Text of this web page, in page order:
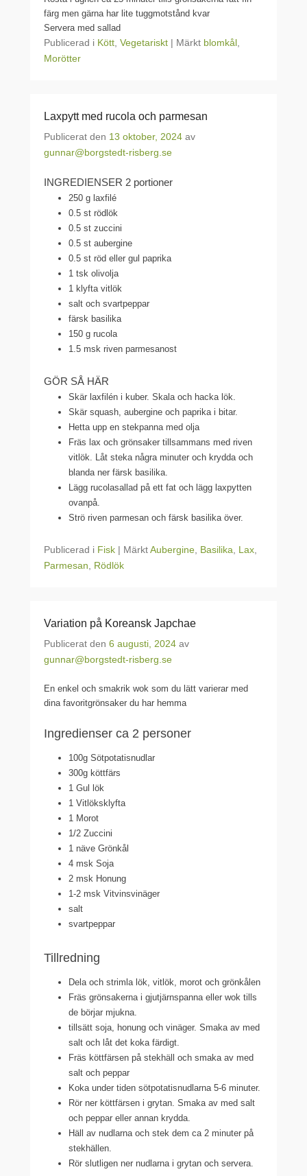
färg men gärna har lite tuggmotstånd kvar
Servera med sallad
Publicerad i Kött Vegetariskt | Märkt blomkål
Morötter
Laxpytt med rucola och parmesan
Publicerat den 13 oktober, 2024 av
gunnar@borgstedt-risberg.se
INGREDIENSER 2 portioner
250 g laxfilé
0.5 st rödlök
0.5 st zuccini
0.5 st aubergine
0.5 st röd eller gul paprika
1 tsk olivolja
1 klyfta vitlök
salt och svartpeppar
färsk basilika
150 g rucola
1.5 msk riven parmesanost
GÖR SÅ HÄR
Skär laxfilén i kuber. Skala och hacka lök.
Skär squash, aubergine och paprika i bitar.
Hetta upp en stekpanna med olja
Fräs lax och grönsaker tillsammans med riven
vitlök. Låt steka några minuter och krydda och
blanda ner färsk basilika.
Lägg rucolasallad på ett fat och lägg laxpytten
ovanpå.
Strö riven parmesan och färsk basilika över.
Publicerad i Fisk | MärktAubergine Basilika Lax
Parmesan
Rödlök
Variation på Koreansk Japchae
Publicerat den 6 augusti, 2024 av
gunnar@borgstedt-risberg.se
En enkel och smakrik wok som du lätt varierar med
dina favoritgrönsaker du har hemma
Ingredienser ca 2 personer
100g Sötpotatisnudlar
300g köttfärs
1 Gul lök
1 Vitlöksklyfta
1 Morot
1/2 Zuccini
1 näve Grönkål
4 msk Soja
2 msk Honung
1-2 msk Vitvinsvinäger
salt
svartpeppar
Tillredning
Dela och strimla lök, vitlök, morot och grönkålen
Fräs grönsakerna i gjutjärnspanna eller wok tills
de börjar mjukna.
tillsätt soja, honung och vinäger. Smaka av med
salt och låt det koka färdigt.
Fräs köttfärsen på stekhäll och smaka av med
salt och peppar
Koka under tiden sötpotatisnudlarna 5-6 minuter.
Rör ner köttfärsen i grytan. Smaka av med salt
och peppar eller annan krydda.
Häll av nudlarna och stek dem ca 2 minuter på
stekhällen.
Rör slutligen ner nudlarna i grytan och servera.